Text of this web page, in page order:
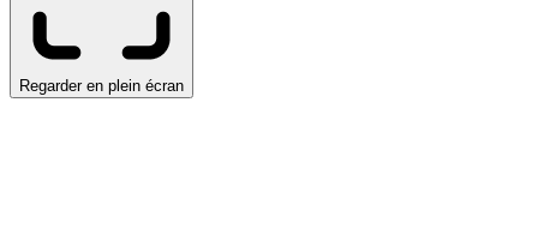
Regarder en plein écran